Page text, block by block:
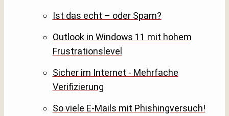
Ist das echt – oder Spam?
Outlook in Windows 11 mit hohem
Frustrationslevel
Sicher im Internet - Mehrfache
Verifizierung
So viele E-Mails mit Phishingversuch!